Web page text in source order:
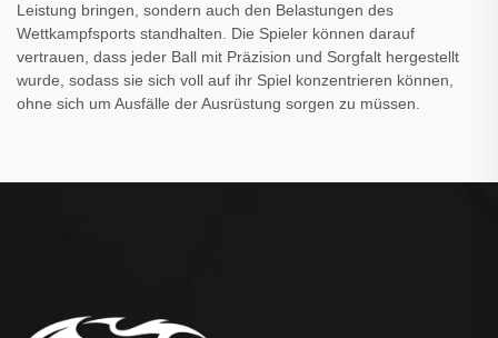
Leistung bringen, sondern auch den Belastungen des
Wettkampfsports standhalten. Die Spieler können darauf
vertrauen, dass jeder Ball mit Präzision und Sorgfalt hergestellt
wurde, sodass sie sich voll auf ihr Spiel konzentrieren können,
ohne sich um Ausfälle der Ausrüstung sorgen zu müssen.